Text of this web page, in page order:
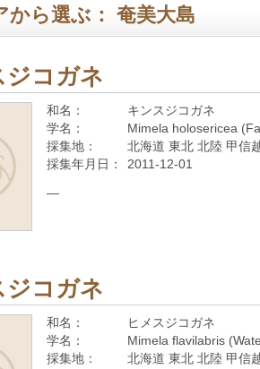
幹事紹介
人情報保護要領
から選ぶ： 奄美大島
ジコガネ
和名：
キンスジコガネ
学名：
Mimela holosericea
採集地：
北海道 東北 北陸 甲信
採集年月日：
2011-12-01
—
ジコガネ
和名：
ヒメスジコガネ
学名：
Mimela flavilabris
採集地：
北海道 東北 北陸 甲信